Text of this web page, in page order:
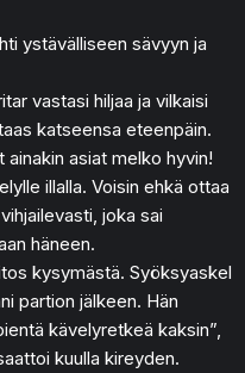
ystävälliseen sävyyn ja
vastasi hiljaa ja vilkaisi
katseensa eteenpäin.
ainakin asiat melko hyvin!
illalla. Voisin ehkä ottaa
joka sai
häneen.
kysymästä. Syöksyaskel
partion jälkeen. Hän
kävelyretkeä kaksin”,
kuulla kireyden.